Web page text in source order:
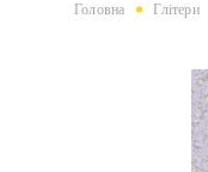
Головна Глітери